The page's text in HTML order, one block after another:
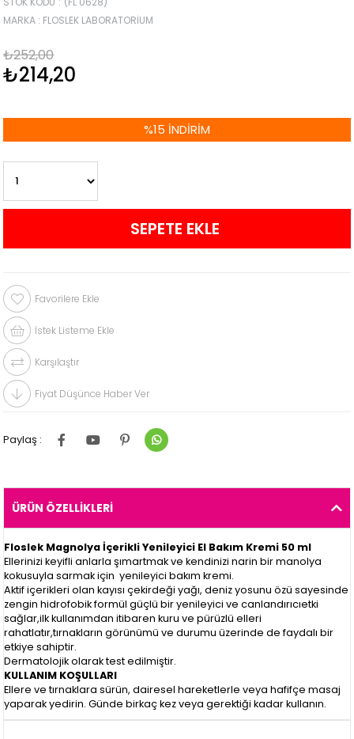
MARKA : FLOSLEK LABORATORIUM
₺252,00
₺214,20
%15 İNDIRIM
Favorilere Ekle
İstek Listeme Ekle
Karşılaştır
Fiyat Düşünce Haber Ver
Paylaş :
ÜRÜN ÖZELLIKLERI
Floslek Magnolya İçerikli Yenileyici El Bakım Kremi 50 ml
Ellerinizi keyifli anlarla şımartmak ve kendinizi narin bir manolya
kokusuyla sarmak için yenileyici bakım kremi.
Aktif içerikleri olan kayısı çekirdeği yağı, deniz yosunu özü sayesinde
zengin hidrofobik formül güçlü bir yenileyici ve canlandırıcıetki
sağlar,ilk kullanımdan itibaren kuru ve pürüzlü elleri
rahatlatır,tırnakların görünümü ve durumu üzerinde de faydalı bir
etkiye sahiptir.
Dermatolojik olarak test edilmiştir.
KULLANIM KOŞULLARI
Ellere ve tırnaklara sürün, dairesel hareketlerle veya hafifçe masaj
yaparak yedirin. Günde birkaç kez veya gerektiği kadar kullanın.